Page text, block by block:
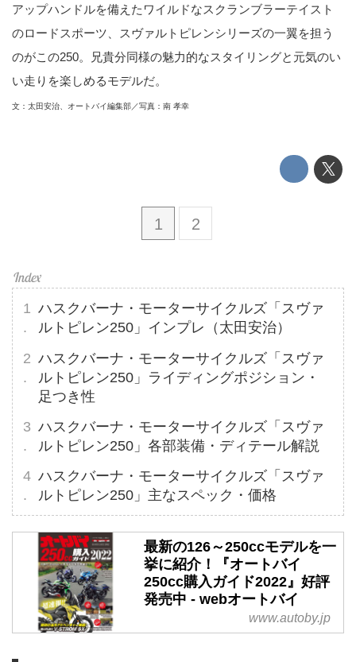
アップハンドルを備えたワイルドなスクランブラーテイスト
のロードスポーツ、スヴァルトピレンシリーズの一翼を担う
のがこの250。兄貴分同様の魅力的なスタイリングと元気のい
い走りを楽しめるモデルだ。
文：太田安治、オートバイ編集部／写真：南 孝幸
1 2
ハスクバーナ・モーターサイクルズ「スヴァ
ルトピレン250」インプレ（太田安治）
ハスクバーナ・モーターサイクルズ「スヴァ
ルトピレン250」ライディングポジション・
足つき性
ハスクバーナ・モーターサイクルズ「スヴァ
ルトピレン250」各部装備・ディテール解説
ハスクバーナ・モーターサイクルズ「スヴァ
ルトピレン250」主なスペック・価格
最新の126～250ccモデルを一
挙に紹介！『オートバイ
250cc購入ガイド2022』好評
発売中 - webオートバイ
www.autoby.jp